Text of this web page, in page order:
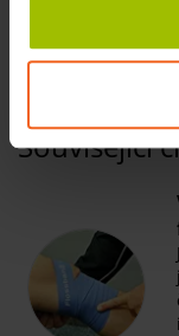
Související